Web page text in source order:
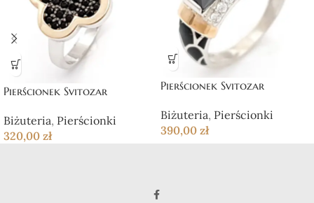
Pierścionek Svitozar
Biżuteria, Pierścionki
320,00 zł
Pierścionek Svitozar
Biżuteria, Pierścionki
390,00 zł